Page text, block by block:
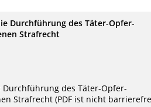
Durchführung des Täter-Opfer-
Strafrecht
des Täter-Opfer-
Strafrecht (PDF ist nicht